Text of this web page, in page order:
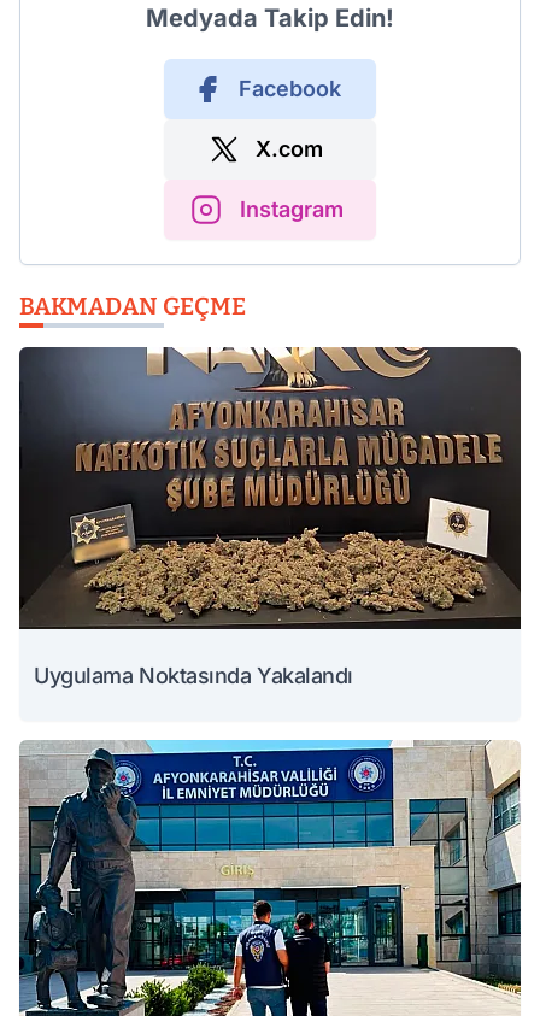
Medyada Takip Edin!
Facebook
X.com
Instagram
BAKMADAN GEÇME
Uygulama Noktasında Yakalandı